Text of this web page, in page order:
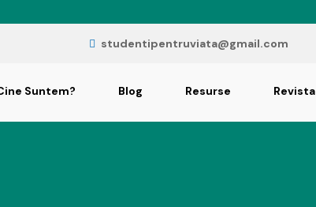
studentipentruviata@gmail.com
Suntem? Blog Resurse Revista